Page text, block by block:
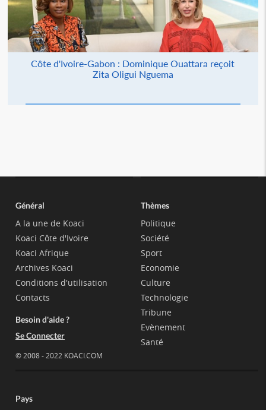
Côte d'Ivoire-Gabon : Dominique Ouattara reçoit
Zita Oligui Nguema
Général
A la une de Koaci
Koaci Côte d'Ivoire
Koaci Afrique
Archives Koaci
Conditions d'utilisation
Contacts
Besoin d'aide ?
Se Connecter
© 2008 - 2022 KOACI.COM
Thèmes
Politique
Société
Sport
Economie
Culture
Technologie
Tribune
Evènement
Santé
Pays